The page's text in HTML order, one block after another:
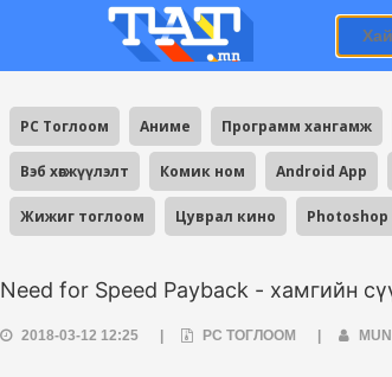
PC Тоглоом Аниме Программ хангамж
Вэб хөгжүүлэлт Комик ном Android App
Жижиг тоглоом Цуврал кино Photoshop
Need for Speed Payback - хамгийн
2018-03-12 12:25 PC ТОГЛООМ